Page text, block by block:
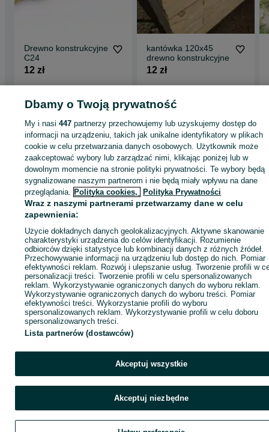
Drewno konstrukcyjne
C24
12 zł
10 lipca 2026
kantówka 120x45
drewno konstrukcyjne
12 zł
13 lipca 2026
Strona główna Budowa i Remont Drewno Belki Belki - Lubelskie
Wólka Rokicka-Kolonia
KATEGORIA
ID:942082957
Zadzwoń / SMS Wyślij wiadomość
Dbamy o Twoją prywatność
My i nasi447 partnerzy przechowujemy lub uzyskujemy dostęp do
informacji na urządzeniu, takich jak unikalne identyfikatory w plikach
cookie w celu przetwarzania danych osobowych. Użytkownik może
zaakceptować wybory lub zarządzać nimi, klikając poniżej lub w
dowolnym momencie na stronie polityki prywatności. Te wybory będą
sygnalizowane naszym partnerom i nie będą miały wpływu na dane
przeglądania. Polityka cookies, Polityka Prywatności
Wraz z naszymi partnerami przetwarzamy dane w celu
zapewnienia:
Użycie dokładnych danych geolokalizacyjnych. Aktywne skanowanie
charakterystyki urządzenia do celów identyfikacji. Rozumienie
odbiorców dzięki statystyce lub kombinacji danych z różnych źródeł.
Przechowywanie informacji na urządzeniu lub dostęp do nich. Pomiar
efektywności reklam. Rozwój i ulepszanie usług. Tworzenie profili w
personalizacji treści. Tworzenie profili w celu spersonalizowanych
reklam. Wykorzystywanie ograniczonych danych do wyboru reklam.
Wykorzystywanie ograniczonych danych do wyboru treści. Pomiar
efektywności treści. Wykorzystanie profili do wyboru
spersonalizowanych reklam. Wykorzystywanie profili w celu doboru
spersonalizowanych treści.
Lista partnerów (dostawców)
Akceptuj wszystkie
Akceptuj niezbędne